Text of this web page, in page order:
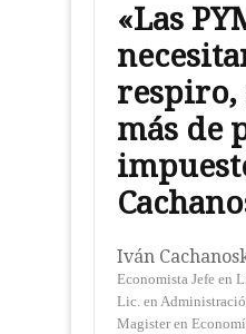
«Las
respiro,
más de
Iván
Economista Jefe en
Lic. en
Magister en